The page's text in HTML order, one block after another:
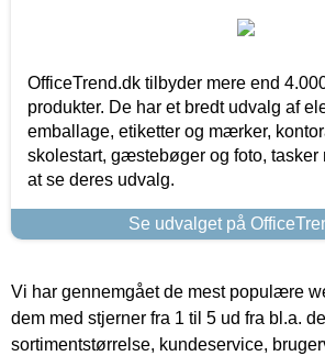
OfficeTrend.dk tilbyder mere end
produkter. De har et bredt udvalg af
emballage, etiketter og mærker,
skolestart, gæstebøger og foto, tasker
at se deres udvalg.
Se udvalget på
Vi har gennemgået de mest populære
dem med stjerner fra 1 til 5 ud fra bl.a.
sortimentstørrelse, kundeservice,